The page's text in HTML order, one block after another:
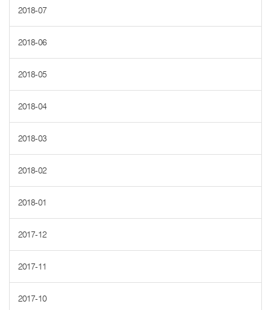
2018-07
2018-06
2018-05
2018-04
2018-03
2018-02
2018-01
2017-12
2017-11
2017-10